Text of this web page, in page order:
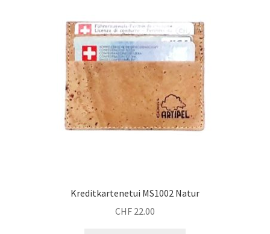
Kreditkartenetui MS1002 Natur
CHF 22.00